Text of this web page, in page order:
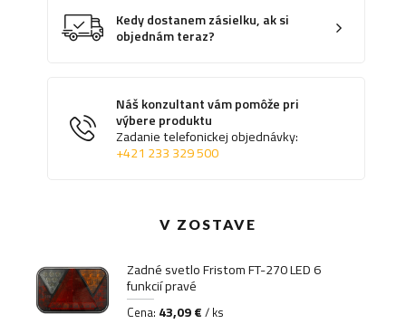
Kedy dostanem zásielku, ak si
objednám teraz?
Náš konzultant vám pomôže pri
výbere produktu
Zadanie telefonickej objednávky:
+421 233 329 500
V ZOSTAVE
Zadné svetlo Fristom FT-270 LED 6
funkcií pravé
Cena: 43,09 € / ks